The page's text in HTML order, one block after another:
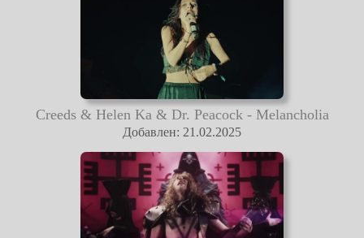
Creeds & Helen Ka & Dr. Peacock - Melancholia
Добавлен: 21.02.2025